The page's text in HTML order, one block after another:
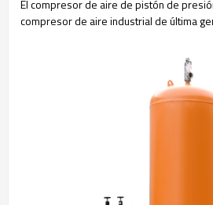
El compresor de aire de pistón de
compresor de aire industrial de última